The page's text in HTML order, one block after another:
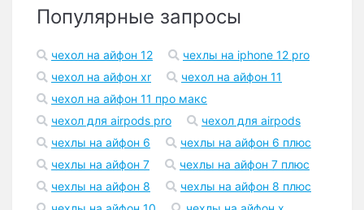
Популярные запросы
чехол на айфон 12
чехлы на iphone 12 pro
чехол на айфон xr
чехол на айфон 11
чехол на айфон 11 про макс
чехол для airpods pro
чехол для airpods
чехлы на айфон 6
чехлы на айфон 6 плюс
чехлы на айфон 7
чехлы на айфон 7 плюс
чехлы на айфон 8
чехлы на айфон 8 плюс